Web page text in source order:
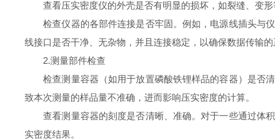
查看压实密度仪的外壳是否有明显的损坏，如裂缝、变形
检查仪器的各部件连接是否牢固。例如，电源线插头与仪
线接口是否干净、无杂物，并且连接稳定，以确保数据传输
2.测量部件检查
检查测量容器（如用于放置磷酸铁锂样品的容器）是否清
致本次测量的样品量不准确，进而影响压实密度的计算。
查看测量容器的刻度是否清晰、准确。对于一些通过体积
实密度结果。